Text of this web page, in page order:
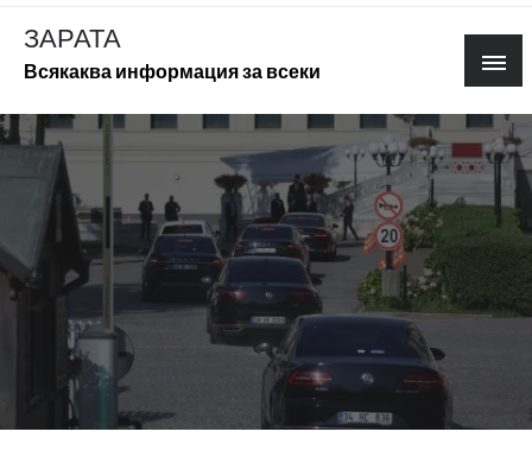
Skip
content
ЗАРАТА
Всякаква информация за всеки